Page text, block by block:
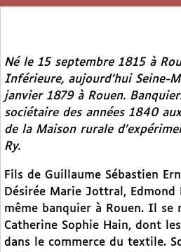
Né le 15 septembre 1815 à
Inférieure, aujourd’hui Seine-
janvier 1879 à Rouen.
sociétaire des années 1840
de la Maison rurale
Ry.
Fils de Guillaume Sébastien
Désirée Marie Jottral,
même banquier à Rouen. Il se
Catherine Sophie Hain, dont
dans le commerce du textile.